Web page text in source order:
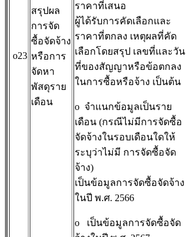
o23
สรุปผล
การจัด
ซื้อจัดจ้าง
หรือการ
จัดหา
พัสดุราย
เดือน
ราคาที่เสนอ
ผู้ได้รับการคัดเลือกและ
ราคาที่ตกลง เหตุผลที่คัด
เลือกโดยสรุป เลขที่และวัน
ที่ของสัญญาหรือข้อตกลง
ในการซื้อหรือจ้าง เป็นต้น
o จำแนกข้อมูลเป็นราย
เดือน (กรณีไม่มีการจัดซื้อ
จัดจ้างในรอบเดือนใดให้
ระบุว่าไม่มี การจัดซื้อจัด
จ้าง)
เป็นข้อมูลการจัดซื้อจัดจ้าง
ในปี พ.ศ. 2566
o เป็นข้อมูลการจัดซื้อจัด